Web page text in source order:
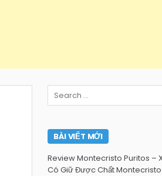
Search
for:
BÀI VIẾT MỚI
Review Montecristo Puritos –
Có Giữ Được Chất